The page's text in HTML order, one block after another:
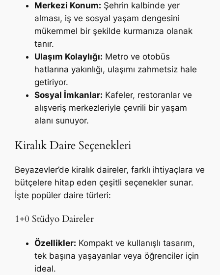
Merkezi Konum: Şehrin kalbinde yer
alması, iş ve sosyal yaşam dengesini
mükemmel bir şekilde kurmanıza olanak
tanır.
Ulaşım Kolaylığı: Metro ve otobüs
hatlarına yakınlığı, ulaşımı zahmetsiz hale
getiriyor.
Sosyal İmkanlar: Kafeler, restoranlar ve
alışveriş merkezleriyle çevrili bir yaşam
alanı sunuyor.
Kiralık Daire Seçenekleri
Beyazevler’de kiralık daireler, farklı ihtiyaçlara ve
bütçelere hitap eden çeşitli seçenekler sunar.
İşte popüler daire türleri:
1+0 Stüdyo Daireler
Özellikler: Kompakt ve kullanışlı tasarım,
tek başına yaşayanlar veya öğrenciler için
ideal.